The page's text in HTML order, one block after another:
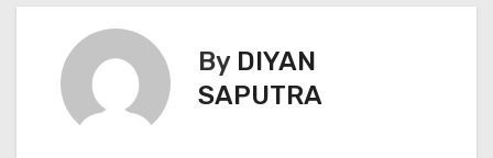
By DIYAN
SAPUTRA